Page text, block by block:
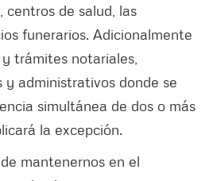
centros de salud, las
funerarios. Adicionalmente
trámites notariales,
y administrativos donde se
simultánea de dos o más
la excepción.
mantenernos en el